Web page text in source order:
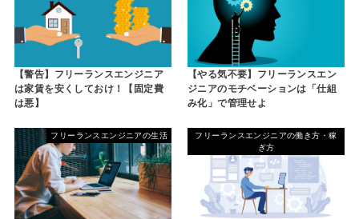
【警告】フリーランスエンジニア
は家賃を安くしておけ！【固定費
は悪】
【やる気不要】フリーランスエン
ジニアのモチベーションは「仕組
み化」で管理せよ
フリーランスエンジニアの生活
フリーランスエンジニアの働き方・稼
ぎ方